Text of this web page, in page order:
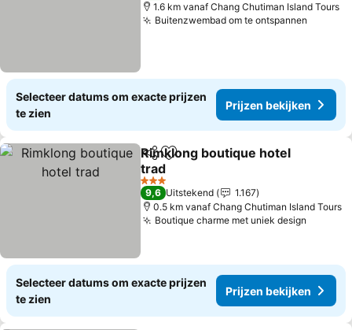
1.6 km vanaf Chang Chutiman Island Tours
Buitenzwembad om te ontspannen
Selecteer datums om exacte prijzen
te zien
Prijzen bekijken
DelenToevoegen aan favorieten
Rimklong boutique hotel
trad
Prijzen bekijken
3 Sterren
9,6 Uitstekend
1.167
0.5 km vanaf Chang Chutiman Island Tours
Boutique charme met uniek design
Selecteer datums om exacte prijzen
te zien
Prijzen bekijken